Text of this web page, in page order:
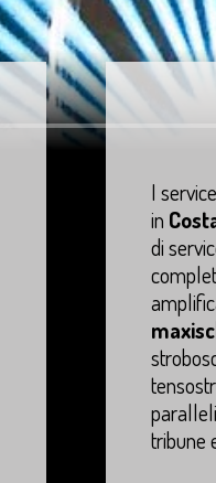
I
in
di
tribune